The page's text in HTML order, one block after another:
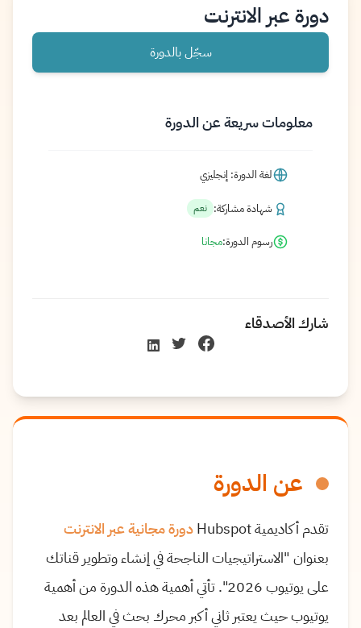
عن الدورة
تقدم أكاديميةHubspotدورة مجانية عبر الانترنت
بعنوان "الاستراتيجيات الناجحة في إنشاء وتطوير قناتك
على يوتيوب 2026". تأتي أهمية هذه الدورة من أهمية
يوتيوب حيث يعتبر ثاني أكبر محرك بحث في العالم بعد
دورة عبر الانترنت
سجّل بالدورة
معلومات سريعة عن الدورة
لغة الدورة: إنجليزي
شهادة مشاركة: نعم
رسوم الدورة:مجانا
شارك الأصدقاء